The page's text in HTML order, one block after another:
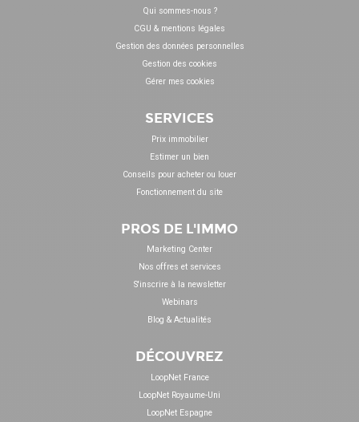
Qui sommes-nous ?
CGU & mentions légales
Gestion des données personnelles
Gestion des cookies
Gérer mes cookies
SERVICES
Prix immobilier
Estimer un bien
Conseils pour acheter ou louer
Fonctionnement du site
PROS DE L'IMMO
Marketing Center
Nos offres et services
S'inscrire à la newsletter
Webinars
Blog & Actualités
DÉCOUVREZ
LoopNet France
LoopNet Royaume-Uni
LoopNet Espagne